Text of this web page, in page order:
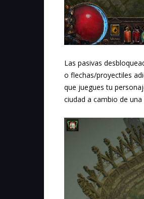
Las pasivas
o flechas/proyectiles
que juegues tu
ciudad a cambio de una